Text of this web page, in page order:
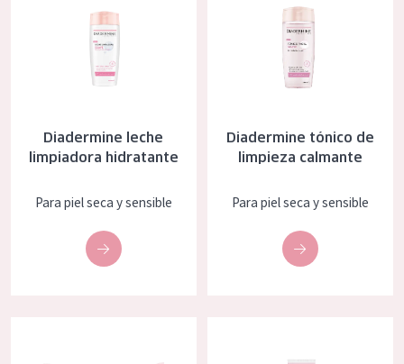
COLECCIÓN
Essentials
Expert
TIPO DE PIEL
Piel sensible
Diadermine leche
limpiadora hidratante
Para piel seca y sensible
Diadermine tónico de
limpieza calmante
Para piel seca y sensible